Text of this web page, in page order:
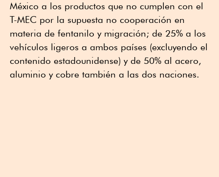
México a los productos que no cumplen con el
T-MEC por la supuesta no cooperación en
materia de fentanilo y migración; de 25% a los
vehículos ligeros a ambos países (excluyendo el
contenido estadounidense) y de 50% al acero,
aluminio y cobre también a las dos naciones.